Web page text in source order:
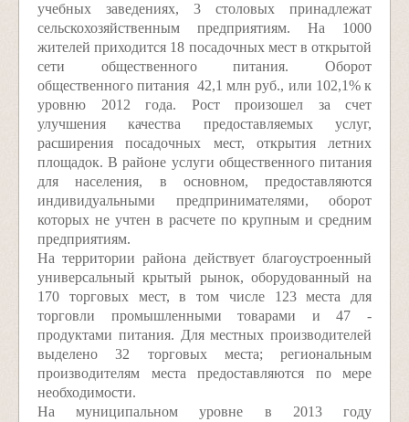
учебных заведениях, 3 столовых принадлежат
сельскохозяйственным предприятиям. На 1000
жителей приходится 18 посадочных мест в открытой
сети общественного питания. Оборот
общественного питания ­ 42,1 млн руб., или 102,1% к
уровню 2012 года. Рост произошел за счет
улучшения качества предоставляемых услуг,
расширения посадочных мест, открытия летних
площадок. В районе услуги общественного питания
для населения, в основном, предоставляются
индивидуальными предпринимателями, оборот
которых не учтен в расчете по крупным и средним
предприятиям.
На территории района действует благоустроенный
универсальный крытый рынок, оборудованный на
170 торговых мест, в том числе 123 места для
торговли промышленными товарами и 47 ­
продуктами питания. Для местных производителей
выделено 32 торговых места; региональным
производителям места предоставляются по мере
необходимости.
На муниципальном уровне в 2013 году